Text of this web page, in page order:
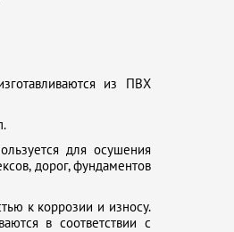
из ПВХ
для осушения
дорог, фундаментов
к коррозии и износу.
в соответствии с